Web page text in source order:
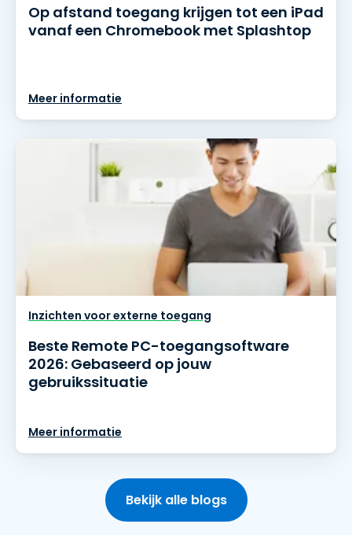
Op afstand toegang krijgen tot een iPad
vanaf een Chromebook met Splashtop
Meer informatie
Inzichten voor externe toegang
Beste Remote PC-toegangsoftware
2026: Gebaseerd op jouw
gebruikssituatie
Meer informatie
Bekijk alle blogs